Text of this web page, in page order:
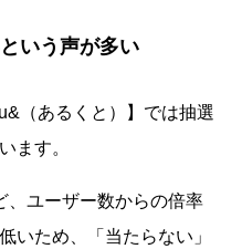
いう声が多い
（あるくと）】では抽選
ます。
、ユーザー数からの倍率
いため、「当たらない」